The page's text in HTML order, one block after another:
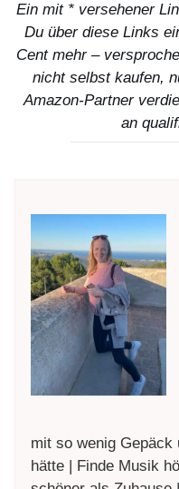
Ein mit * versehener
Du über diese Links
Cent mehr –
nicht selbst kaufen,
Amazon-Partner
an
mit so wenig
hätte | Finde Musik